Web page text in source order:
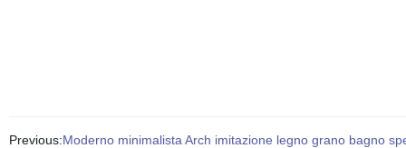
Previous:Moderno minimalista Arch imitazione legno grano bagno